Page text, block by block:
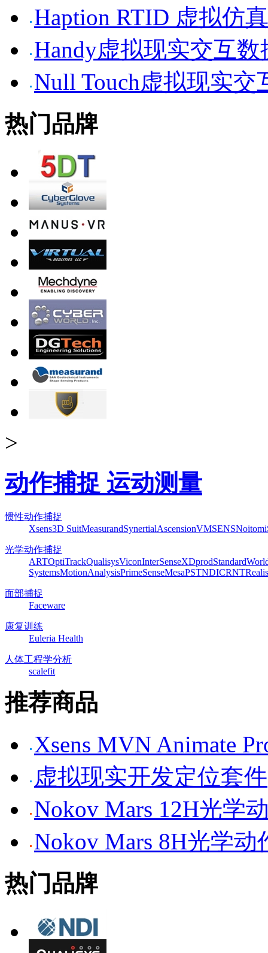
Haption RTID 虚拟仿
Handy虚拟现实交互数
Null Touch虚拟现实交
热门品牌
>
动作捕捉 运动测量
惯性动作捕捉
Xsens3D SuitMeasurandSynertialAscensionVMSENSNoitom
光学动作捕捉
ARTOptiTrackQualisysViconInterSenseXDprodStandard
SystemsMotionAnalysisPrimeSenseMesaPSTNDICRNTRealis
面部捕捉
Faceware
康复训练
Euleria Health
人体工程学分析
scalefit
推荐商品
Xsens MVN Animate
虚拟现实开发定位套件
Nokov Mars 12H光学
Nokov Mars 8H光学动
热门品牌